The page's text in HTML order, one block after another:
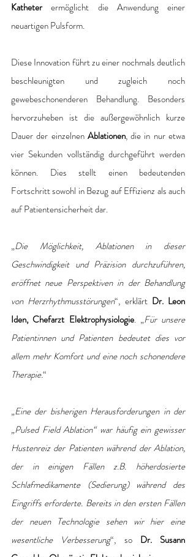
Katheter ermöglicht die Anwendung einer
neuartigen Pulsform.
Diese Innovation führt zu einer nochmals deutlich
beschleunigten und zugleich noch
gewebeschonenderen Behandlung. Besonders
hervorzuheben ist die außergewöhnlich kurze
Dauer der einzelnen Ablationen, die in nur etwa
vier Sekunden vollständig durchgeführt werden
können. Dies stellt einen bedeutenden
Fortschritt sowohl in Bezug auf Effizienz als auch
auf Patientensicherheit dar.
„Die Möglichkeit, Ablationen in dieser
Geschwindigkeit und Präzision durchzuführen,
eröffnet neue Perspektiven in der Behandlung
von Herzrhythmusstörungen“, erklärt Dr. Leon
Iden, Chefarzt Elektrophysiologie. „Für unsere
Patientinnen und Patienten bedeutet dies vor
allem mehr Komfort und eine noch schonendere
Therapie.“
„Eine der bisherigen Herausforderungen in der
„Pulsed Field Ablation“ war häufig ein gewisser
Hustenreiz der Patienten während der Ablation,
der in einigen Fällen z.B. höherdosierte
Schlafmedikamente (Sedierung) während des
Eingriffs erforderte. Bereits in den ersten Fällen
der neuen Technologie sehen wir hier eine
wesentliche Verbesserung“, so Dr. Susann